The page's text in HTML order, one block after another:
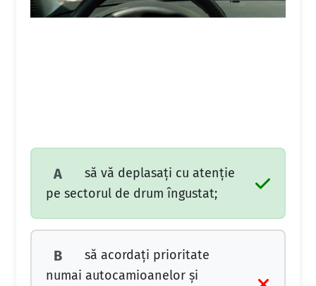
A
să vă deplasaţi cu atenţie
pe sectorul de drum îngustat;
B
să acordaţi prioritate
numai autocamioanelor şi